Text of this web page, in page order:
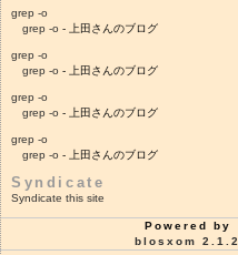
grep -o
grep -o - 上田さんのブログ
grep -o
grep -o - 上田さんのブログ
grep -o
grep -o - 上田さんのブログ
grep -o
grep -o - 上田さんのブログ
Syndicate
Syndicate this site
Powered by
blosxom 2.1.2